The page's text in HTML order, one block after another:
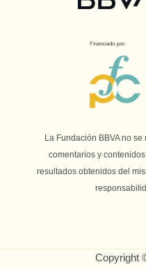
La Fundación BBVA no
comentarios y
resultados obtenidos del
Copyright